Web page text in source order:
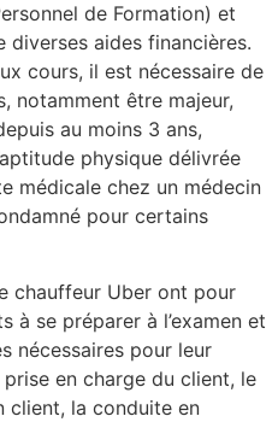
de Formation) et
aides financières.
cours, il est nécessaire de
notamment être majeur,
au moins 3 ans,
physique délivrée
médicale chez un médecin
pour certains
chauffeur Uber ont pour
à se préparer à l’examen et
nécessaires pour leur
en charge du client, le
la conduite en